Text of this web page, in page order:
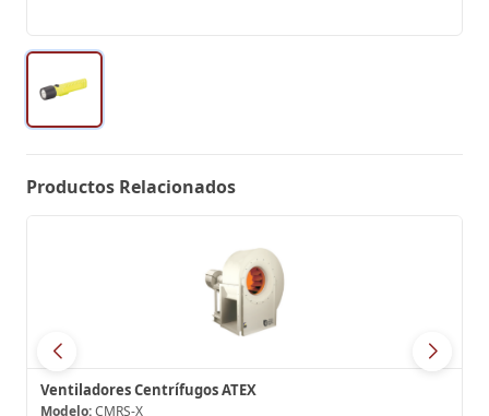
Productos Relacionados
Ventiladores Centrífugos ATEX
Modelo:CMRS-X